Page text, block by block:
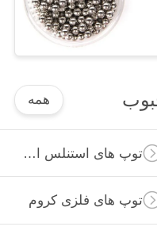
همه
توپ های استنلس استیل
توپ های فلزی کروم